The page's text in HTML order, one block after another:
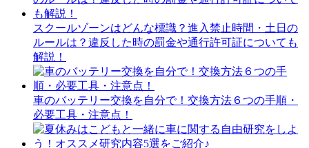
スクールゾーンはどんな標識？進入禁止時間・土日の
ルールは？違反した時の罰金や通行許可証についても
解説！
車のバッテリー交換を自分で！交換方法６つの手順・
必要工具・注意点！